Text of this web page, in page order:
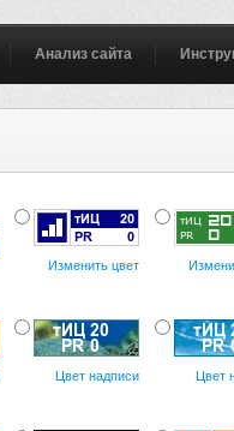
Анализ сайта
Изменить цвет
Цвет надписи Цвет